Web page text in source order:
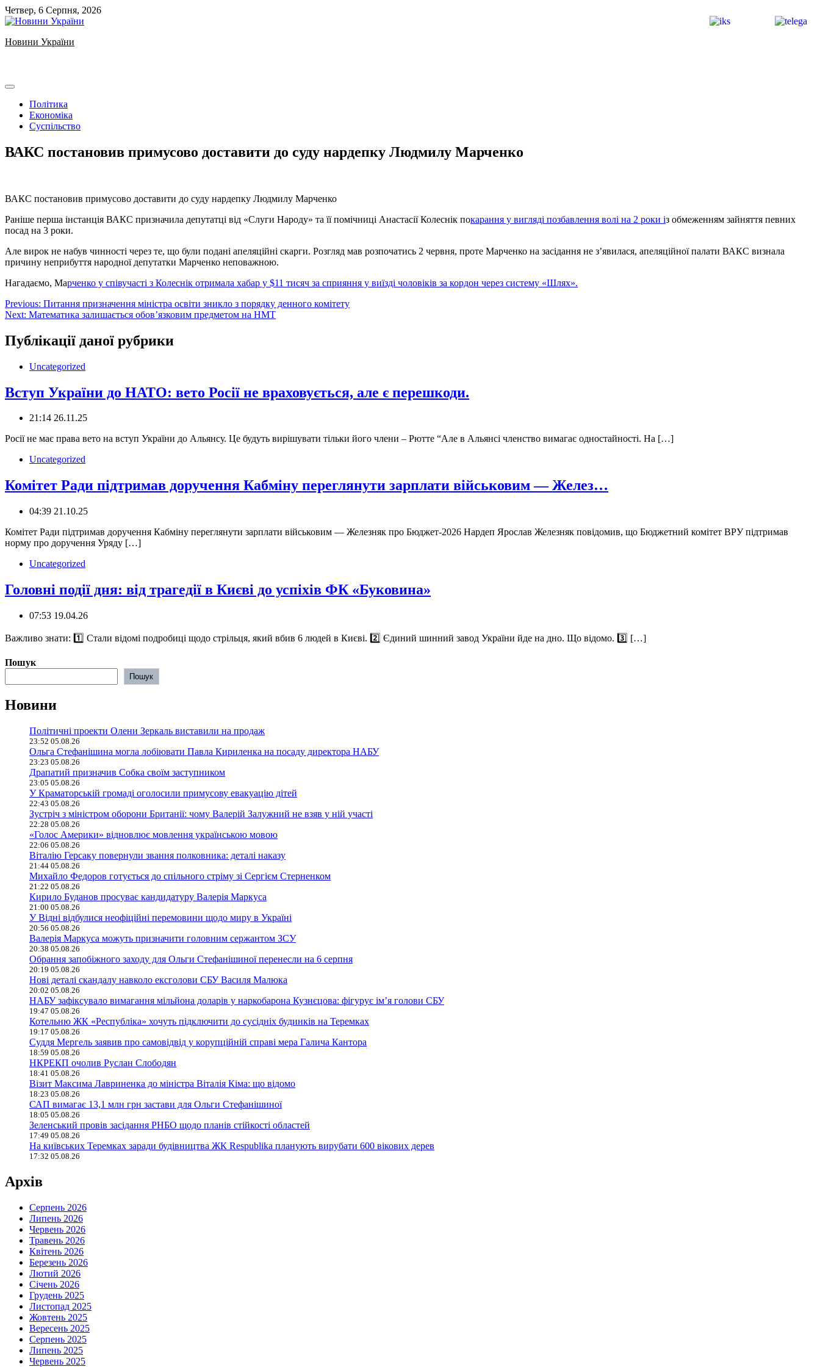
Skip
to
Четвер, 6 Серпня, 2026
Новини України
Політика
Економіка
Суспільство
ВАКС постановив примусово доставити до суду нардепку Людмилу Марченко
️ВАКС постановив примусово доставити до суду нардепку Людмилу Марченко
Раніше перша інстанція ВАКС призначила депутатці від «Слуги Народу» та її помічниці Анастасії Колеснік покарання у вигляді позбавлення волі на 2 роки із обмеженням зайняття певних
посад на 3 роки.
Але вирок не набув чинності через те, що були подані апеляційні скарги. Розгляд мав розпочатись 2 червня, проте Марченко на засідання не з’явилася, апеляційної палати ВАКС визнала
причину неприбуття народної депутатки Марченко неповажною.
Нагадаємо, Марченко у співучасті з Колеснік отримала хабар у $11 тисяч за сприяння у виїзді чоловіків за кордон через систему «Шлях».
Навігація
записів
Previous: Питання призначення міністра освіти зникло з порядку денного комітету
Next: Математика залишається обов’язковим предметом на НМТ
Публікації даної рубрики
Uncategorized
Вступ України до НАТО: вето Росії не враховується, але є перешкоди.
21:14 26.11.25
Росії не має права вето на вступ України до Альянсу. Це будуть вирішувати тільки його члени – Рютте “Але в Альянсі членство вимагає одностайності. На […]
Uncategorized
Комітет Ради підтримав доручення Кабміну переглянути зарплати військовим — Желез…
04:39 21.10.25
Комітет Ради підтримав доручення Кабміну переглянути зарплати військовим — Железняк про Бюджет-2026 Нардеп Ярослав Железняк повідомив, що Бюджетний комітет ВРУ підтримав
норму про доручення Уряду […]
Uncategorized
Головні події дня: від трагедії в Києві до успіхів ФК «Буковина»
07:53 19.04.26
️Важливо знати: 1️⃣ Стали відомі подробиці щодо стрільця, який вбив 6 людей в Києві. 2️⃣ Єдиний шинний завод України йде на дно. Що відомо. 3️⃣ […]
Пошук
Пошук
Новини
Політичні проекти Олени Зеркаль виставили на продаж
23:52 05.08.26
Ольга Стефанішина могла лобіювати Павла Кириленка на посаду директора НАБУ
23:23 05.08.26
Драпатий призначив Собка своїм заступником
23:05 05.08.26
У Краматорській громаді оголосили примусову евакуацію дітей
22:43 05.08.26
Зустріч з міністром оборони Британії: чому Валерій Залужний не взяв у ній участі
22:28 05.08.26
«Голос Америки» відновлює мовлення українською мовою
22:06 05.08.26
Віталію Герсаку повернули звання полковника: деталі наказу
21:44 05.08.26
Михайло Федоров готується до спільного стріму зі Сергієм Стерненком
21:22 05.08.26
Кирило Буданов просуває кандидатуру Валерія Маркуса
21:00 05.08.26
У Відні відбулися неофіційні перемовини щодо миру в Україні
20:56 05.08.26
Валерія Маркуса можуть призначити головним сержантом ЗСУ
20:38 05.08.26
Обрання запобіжного заходу для Ольги Стефанішиної перенесли на 6 серпня
20:19 05.08.26
Нові деталі скандалу навколо ексголови СБУ Василя Малюка
20:02 05.08.26
НАБУ зафіксувало вимагання мільйона доларів у наркобарона Кузнєцова: фігурує ім’я голови СБУ
19:47 05.08.26
Котельню ЖК «Республіка» хочуть підключити до сусідніх будинків на Теремках
19:17 05.08.26
Суддя Мергель заявив про самовідвід у корупційній справі мера Галича Кантора
18:59 05.08.26
НКРЕКП очолив Руслан Слободян
18:41 05.08.26
Візит Максима Лавриненка до міністра Віталія Кіма: що відомо
18:23 05.08.26
САП вимагає 13,1 млн грн застави для Ольги Стефанішиної
18:05 05.08.26
Зеленський провів засідання РНБО щодо планів стійкості областей
17:49 05.08.26
На київських Теремках заради будівництва ЖК Respublika планують вирубати 600 вікових дерев
17:32 05.08.26
Архів
Серпень 2026
Липень 2026
Червень 2026
Травень 2026
Квітень 2026
Березень 2026
Лютий 2026
Січень 2026
Грудень 2025
Листопад 2025
Жовтень 2025
Вересень 2025
Серпень 2025
Липень 2025
Червень 2025